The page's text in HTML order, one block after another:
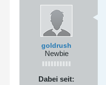
goldrush
Newbie
Dabei seit: